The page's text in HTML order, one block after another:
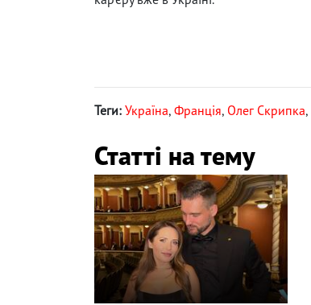
Теги: Україна, Франція, Олег Скрипка,
Статті на тему